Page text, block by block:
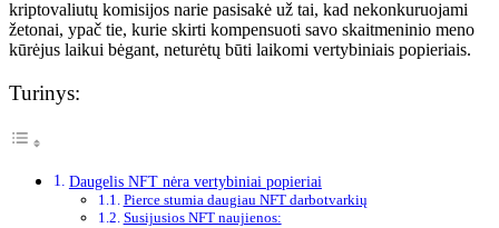
kriptovaliutų komisijos narie pasisakė už tai, kad nekonkuruojami
žetonai, ypač tie, kurie skirti kompensuoti savo skaitmeninio meno
kūrėjus laikui bėgant, neturėtų būti laikomi vertybiniais popieriais.
Turinys:
Daugelis NFT nėra vertybiniai popieriai
Pierce stumia daugiau NFT darbotvarkių
Susijusios NFT naujienos: